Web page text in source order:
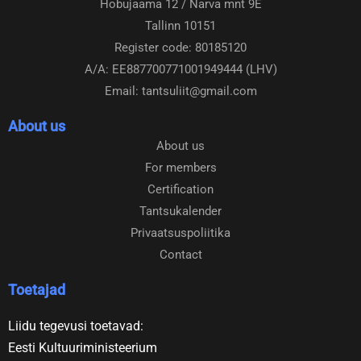
b
o
o
k
a
g
r
a
m
Hobujaama 12 / Narva mnt 9E
Tallinn 10151
Register code: 80185120
A/A: EE887700771001949444 (LHV)
Email: tantsuliit@gmail.com
About us
About us
For members
Certification
Tantsukalender
Privaatsuspoliitika
Contact
Toetajad
Liidu tegevusi toetavad:
Eesti Kultuuriministeerium